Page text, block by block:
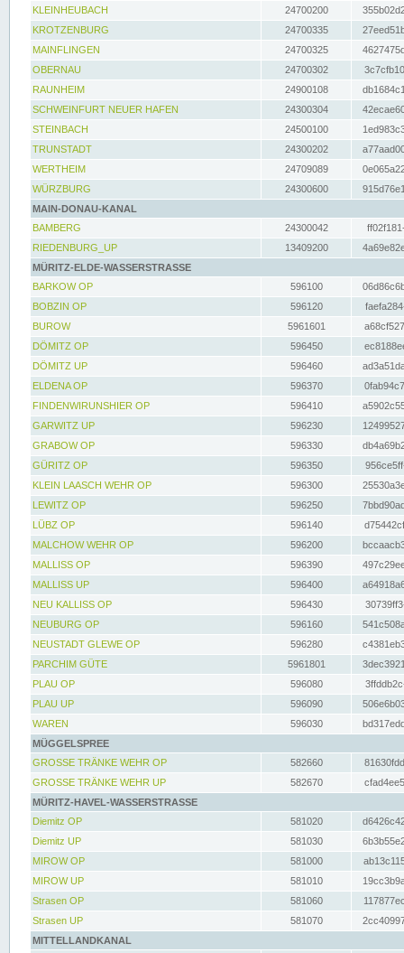
KLEINHEUBACH 24700200
KROTZENBURG
24700335
MAINFLINGEN
24700325
OBERNAU
24700302
RAUNHEIM
24900108
SCHWEINFURT NEUER HAFEN
24300304
STEINBACH
24500100
TRUNSTADT
24300202
WERTHEIM
24709089
WÜRZBURG
24300600
MAIN-DONAU-KANAL
BAMBERG
24300042
RIEDENBURG_UP
13409200
MÜRITZ-ELDE-WASSERSTRASSE
BARKOW OP
596100
BOBZIN OP
596120
BUROW
5961601
DÖMITZ OP
596450
DÖMITZ UP
596460
ELDENA OP
596370
FINDENWIRUNSHIER OP
596410
GARWITZ UP
596230
GRABOW OP
596330
GÜRITZ OP
596350
KLEIN LAASCH WEHR OP
596300
LEWITZ OP
596250
LÜBZ OP
596140
MALCHOW WEHR OP
596200
MALLISS OP
596390
MALLISS UP
596400
NEU KALLISS OP
596430
NEUBURG OP
596160
NEUSTADT GLEWE OP
596280
PARCHIM GÜTE
5961801
PLAU OP
596080
PLAU UP
596090
WAREN
596030
MÜGGELSPREE
GROSSE TRÄNKE WEHR OP
582660
GROSSE TRÄNKE WEHR UP
582670
MÜRITZ-HAVEL-WASSERSTRASSE
Diemitz OP
581020
Diemitz UP
581030
MIROW OP
581000
MIROW UP
581010
Strasen OP
581060
Strasen UP
581070
MITTELLANDKANAL